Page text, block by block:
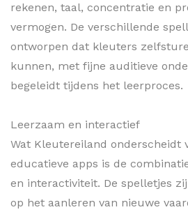
rekenen, taal, concentratie en
vermogen. De verschillende
ontworpen dat kleuters
kunnen, met fijne auditieve
begeleidt tijdens het leerproces.
Leerzaam en interactief
Wat Kleutereiland onderscheidt
educatieve apps is de
en interactiviteit. De spelletjes
op het aanleren van nieuwe